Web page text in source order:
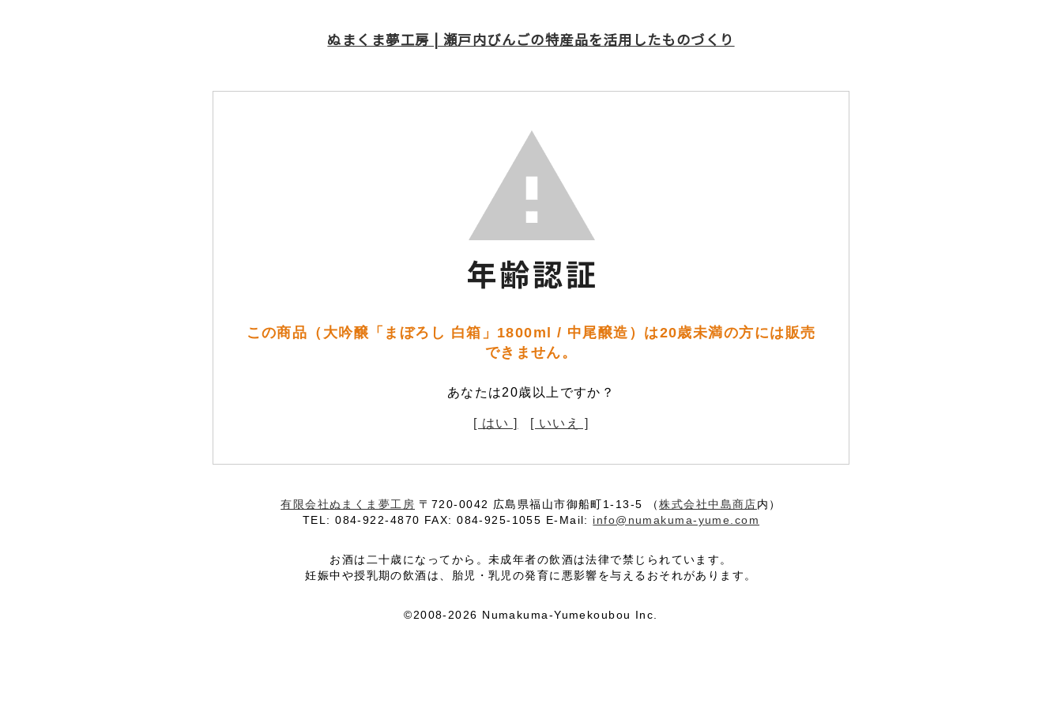
ぬまくま夢工房 | 瀬戸内びんごの特産品を活用したものづくり
この商品（大吟醸「まぼろし 白箱」1800ml / 中尾醸造）は20歳未満の方には販売
できません。
あなたは20歳以上ですか？
[ はい ] [ いいえ ]
有限会社ぬまくま夢工房 〒720-0042 広島県福山市御船町1-13-5 （株式会社中島商店内）
TEL: 084-922-4870 FAX: 084-925-1055 E-Mail: info@numakuma-yume.com
お酒は二十歳になってから。未成年者の飲酒は法律で禁じられています。
妊娠中や授乳期の飲酒は、胎児・乳児の発育に悪影響を与えるおそれがあります。
©2008-2026 Numakuma-Yumekoubou Inc.